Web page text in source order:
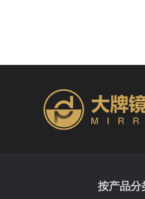
按产品分